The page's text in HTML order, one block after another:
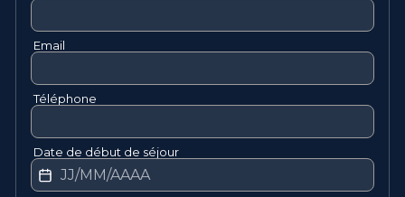
Email
Téléphone
Date de début de séjour